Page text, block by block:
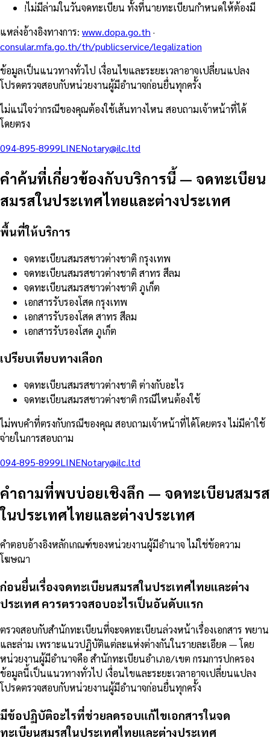
!ไม่มีล่ามในวันจดทะเบียน ทั้งที่นายทะเบียนกำหนดให้ต้องมี
แหล่งอ้างอิงทางการ: www.dopa.go.th ·
consular.mfa.go.th/th/publicservice/legalization
ข้อมูลเป็นแนวทางทั่วไป เงื่อนไขและระยะเวลาอาจเปลี่ยนแปลง
โปรดตรวจสอบกับหน่วยงานผู้มีอำนาจก่อนยื่นทุกครั้ง
ไม่แน่ใจว่ากรณีของคุณต้องใช้เส้นทางไหน สอบถามเจ้าหน้าที่ได้
โดยตรง
094-895-8999LINENotary@ilc.ltd
คำค้นที่เกี่ยวข้องกับบริการนี้ — จดทะเบียน
สมรสในประเทศไทยและต่างประเทศ
พื้นที่ให้บริการ
จดทะเบียนสมรสชาวต่างชาติ กรุงเทพ
จดทะเบียนสมรสชาวต่างชาติ สาทร สีลม
จดทะเบียนสมรสชาวต่างชาติ ภูเก็ต
เอกสารรับรองโสด กรุงเทพ
เอกสารรับรองโสด สาทร สีลม
เอกสารรับรองโสด ภูเก็ต
เปรียบเทียบทางเลือก
จดทะเบียนสมรสชาวต่างชาติ ต่างกับอะไร
จดทะเบียนสมรสชาวต่างชาติ กรณีไหนต้องใช้
ไม่พบคำที่ตรงกับกรณีของคุณ สอบถามเจ้าหน้าที่ได้โดยตรง ไม่มีค่าใช้
จ่ายในการสอบถาม
094-895-8999LINENotary@ilc.ltd
คำถามที่พบบ่อยเชิงลึก — จดทะเบียนสมรส
ในประเทศไทยและต่างประเทศ
คำตอบอ้างอิงหลักเกณฑ์ของหน่วยงานผู้มีอำนาจ ไม่ใช่ข้อความ
โฆษณา
ก่อนยื่นเรื่องจดทะเบียนสมรสในประเทศไทยและต่าง
ประเทศ ควรตรวจสอบอะไรเป็นอันดับแรก
ตรวจสอบกับสำนักทะเบียนที่จะจดทะเบียนล่วงหน้าเรื่องเอกสาร พยาน
และล่าม เพราะแนวปฏิบัติแต่ละแห่งต่างกันในรายละเอียด — โดย
หน่วยงานผู้มีอำนาจคือ สำนักทะเบียนอำเภอ/เขต กรมการปกครอง
ข้อมูลนี้เป็นแนวทางทั่วไป เงื่อนไขและระยะเวลาอาจเปลี่ยนแปลง
โปรดตรวจสอบกับหน่วยงานผู้มีอำนาจก่อนยื่นทุกครั้ง
มีข้อปฏิบัติอะไรที่ช่วยลดรอบแก้ไขเอกสารในจด
ทะเบียนสมรสในประเทศไทยและต่างประเทศ